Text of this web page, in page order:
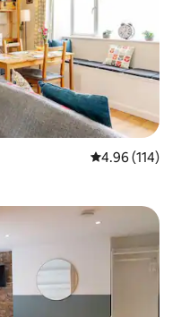
평점 4.96점(5
4.96 (114)